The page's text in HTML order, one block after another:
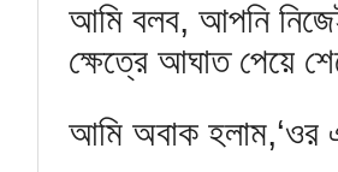
আমি বলব, আপনি
ক্ষেত্রে আঘাত পেয়ে
আমি অবাক হলাম,‘ওর